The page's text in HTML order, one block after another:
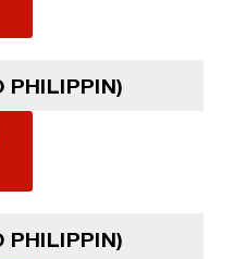
PHILIPPIN)
PHILIPPIN)